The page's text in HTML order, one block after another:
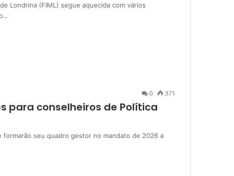
Londrina (FIML) segue aquecida com vários
0 371
para conselheiros de Política
seu quadro gestor no mandato de 2026 a